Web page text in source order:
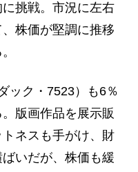
挑戦。市況に左右
株価が堅調に推移
ック・7523）も6％
版画作品を展示販
ネスも手がけ、財
いだが、株価も緩